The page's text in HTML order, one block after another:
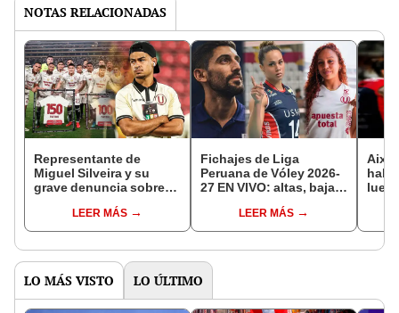
NOTAS RELACIONADAS
Representante de
Miguel Silveira y su
grave denuncia sobre
Universitario: "Hay 2 o 3
que hacen la
LEER MÁS
Fichajes de Liga
Peruana de Vóley 2026-
27 EN VIVO: altas, bajas
LEER MÁS
Aixa
LO MÁS VISTO LO ÚLTIMO